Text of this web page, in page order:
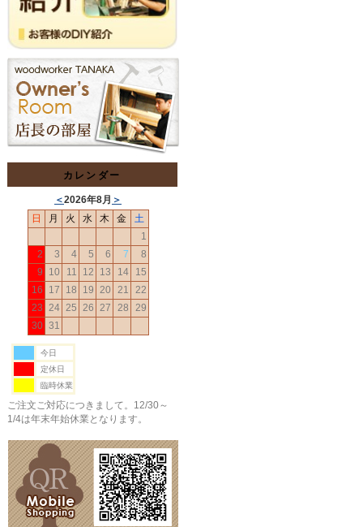
カレンダー
＜2026年8月 ＞
日
月 火 水 木 金
土
1
2
3 4 5 6 7
8
9
10 11 12 13 14
15
16
17 18 19 20 21
22
23
24 25 26 27 28
29
30
31
今日
定休日
臨時休業
ご注文ご対応につきまして。12/30～
1/4は年末年始休業となります。